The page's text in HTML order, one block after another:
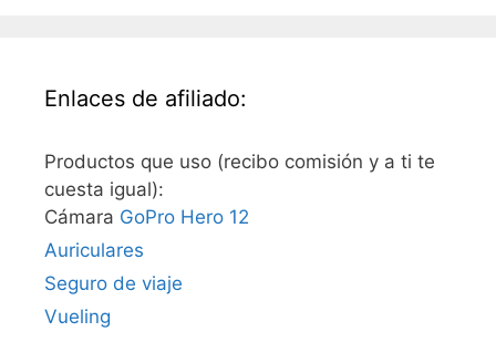
Enlaces de afiliado:
Productos que uso (recibo comisión y a ti te
cuesta igual):
Cámara GoPro Hero 12
Auriculares
Seguro de viaje
Vueling